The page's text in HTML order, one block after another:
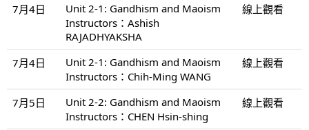
7月4日
Unit 2-1: Gandhism and Maoism
Instructors：Ashish
RAJADHYAKSHA
線上觀看
7月4日
Unit 2-1: Gandhism and Maoism
Instructors：Chih-Ming WANG
線上觀看
7月5日
Unit 2-2: Gandhism and Maoism
Instructors：CHEN Hsin-shing
線上觀看